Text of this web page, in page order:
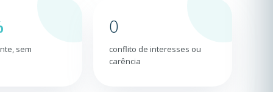
sem
0
conflito de interesses ou
carência